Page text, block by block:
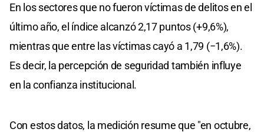
En los sectores que no fueron víctimas de delitos en el
último año, el índice alcanzó 2,17 puntos (+9,6%),
mientras que entre las víctimas cayó a 1,79 (−1,6%).
Es decir, la percepción de seguridad también influye
en la confianza institucional.
Con estos datos, la medición resume que "en octubre,